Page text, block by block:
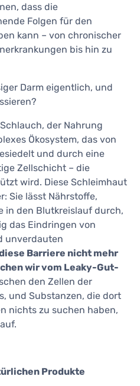
dass die
Folgen für den
kann – von chronischer
bis hin zu
Darm eigentlich, und
der Nahrung
Ökosystem, das von
und durch eine
Zellschicht – die
wird. Diese Schleimhaut
Sie lässt Nährstoffe,
in den Blutkreislauf durch,
das Eindringen von
unverdauten
Barriere nicht mehr
wir vom Leaky-Gut-
den Zellen der
und Substanzen, die dort
nichts zu suchen haben,
Produkte